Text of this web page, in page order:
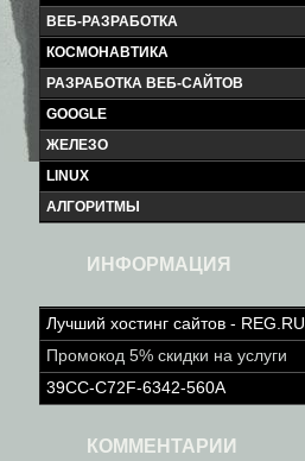
ВЕБ-РАЗРАБОТКА
КОСМОНАВТИКА
РАЗРАБОТКА ВЕБ-САЙТОВ
GOOGLE
ЖЕЛЕЗО
LINUX
АЛГОРИТМЫ
ИНФОРМАЦИЯ
Лучший хостинг сайтов - REG.RU
Промокод 5% скидки на услуги
39CC-C72F-6342-560A
КОММЕНТАРИИ